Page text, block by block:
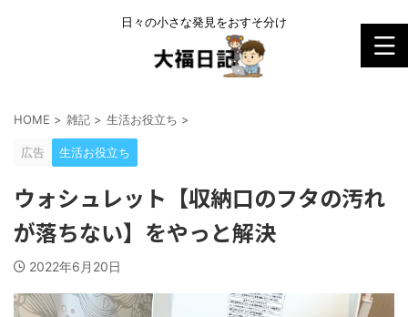
日々の小さな発見をおすそ分け
HOME > 雑記 > 生活お役立ち >
広告 生活お役立ち
ウォシュレット【収納口のフタの汚れ
が落ちない】をやっと解決
2022年6月20日